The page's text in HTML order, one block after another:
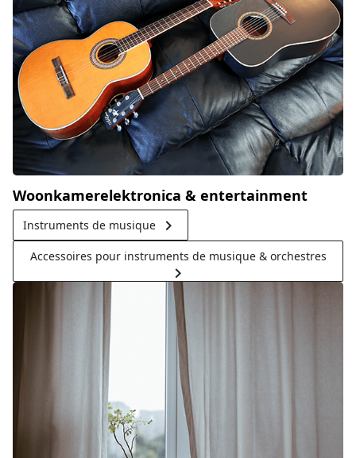
Woonkamerelektronica & entertainment
Instruments de musique keyboard_arrow_right
Accessoires pour instruments de musique & orchestres
keyboard_arrow_right